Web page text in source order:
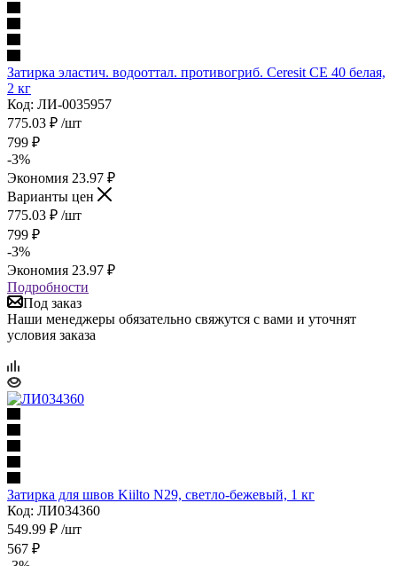
Затирка эластич. водооттал. противогриб. Ceresit CE 40 белая,
2 кг
Код: ЛИ-0035957
775.03 ₽ /шт
799 ₽
-3%
Экономия 23.97 ₽
Варианты цен
775.03 ₽ /шт
799 ₽
-3%
Экономия 23.97 ₽
Подробности
Под заказ
Наши менеджеры обязательно свяжутся с вами и уточнят
условия заказа
Затирка для швов Kiilto N29, светло-бежевый, 1 кг
Код: ЛИ034360
549.99 ₽ /шт
567 ₽